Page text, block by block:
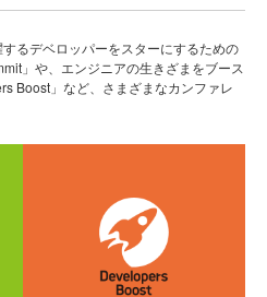
るデベロッパーをスターにするための
」や、エンジニアの生きざまをブース
Boost」など、さまざまなカンファレ